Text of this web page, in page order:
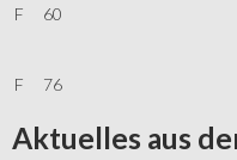
F 60
F 76
Aktuelles aus